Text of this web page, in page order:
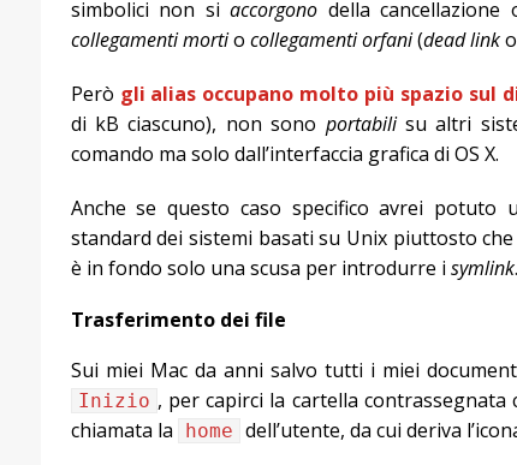
simbolici non siaccorgono della
collegamenti mortio collegamenti orfani(dead linko
Però gli alias occupano molto più spazio sul
di kB ciascuno), non sono portabilisu altri
comando ma solo dall’interfaccia grafica di OS X.
Anche se questo caso specifico avrei
standard dei sistemi basati su Unix piuttosto
è in fondo solo una scusa per introdurre i symlink
Trasferimento dei file
Sui miei Mac da anni salvo tutti i miei
Inizio , per capirci la cartella contrassegnata
chiamata la
home dell’utente, da cui deriva